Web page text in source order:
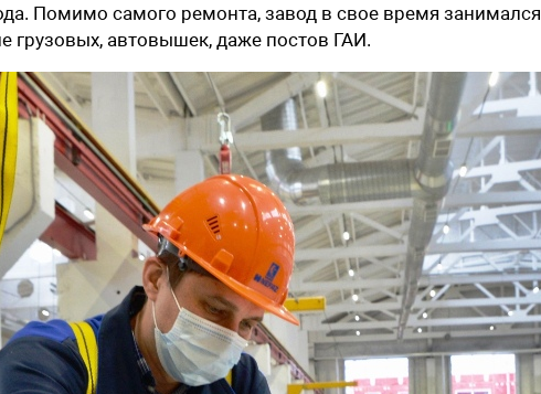
Помимо самого ремонта, завод в свое время занимался
грузовых, автовышек, даже постов ГАИ.